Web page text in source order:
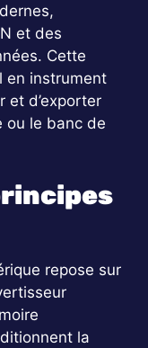
et des
Cette
en instrument
et d’exporter
ou le banc de
repose sur
la